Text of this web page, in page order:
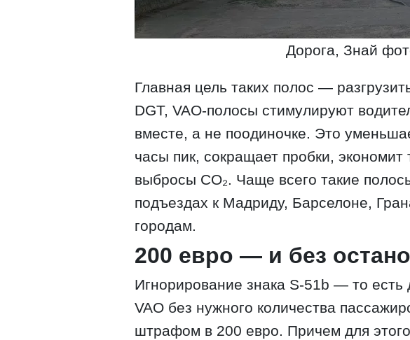
Дорога, Знай
Главная цель таких полос —
DGT, VAO-полосы стимулируют
вместе, а не поодиночке. Это
часы пик, сокращает пробки, экономит
выбросы CO₂. Чаще всего такие
подъездах к Мадриду, Барселоне,
городам.
200 евро — и без
Игнорирование знака S-51b — то есть
VAO без нужного количества
штрафом в 200 евро. Причем для